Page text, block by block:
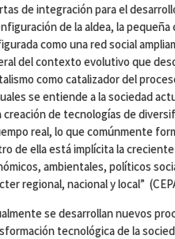
de integración para el
de la aldea, la
como una red social
del contexto evolutivo que
como catalizador del
se entiende a la sociedad
creación de tecnologías de
real, lo que comúnmente
de ella está implícita la
ambientales, políticos
regional, nacional y local”
se desarrollan nuevos
tecnológica de la